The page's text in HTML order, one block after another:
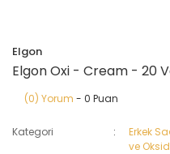
Elgon
Elgon Oxi - Cream - 20
(0) Yorum - 0 Puan
Kategori Erkek
ve